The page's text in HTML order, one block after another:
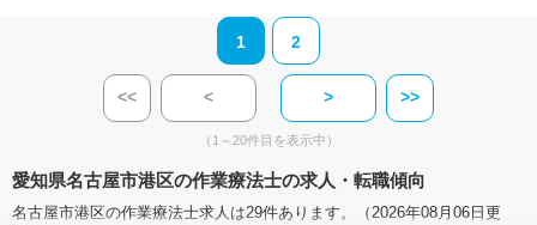
1 2
<< < > >>
（1～20件目を表示中）
愛知県名古屋市港区の作業療法士の求人・転職傾向
名古屋市港区の作業療法士求人は29件あります。（2026年08月06日更